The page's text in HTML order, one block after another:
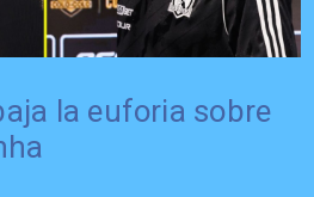
la euforia sobre